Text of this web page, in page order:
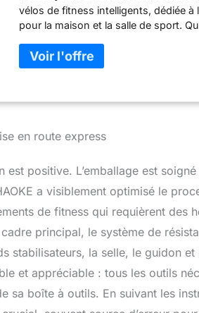
vélos de fitness intelligents, dédiée
pour la maison et la salle de sport.
marque leader du secteur des vélos
professionnels du fitness du
application. Synchronisez
𝗧𝗥𝗜𝗔𝗡𝗚𝗟𝗘 𝗜𝗡𝗩𝗘𝗥𝗦𝗘́: le vélo de
directions et une poignée
utilisateurs entre 140 et 195 cm.
en hauteur; Les roues de transport
vélos de fitness, offrant aux
confortable sans précédent.
vélo de fitness professionnel a une
en continu. Le système de freinage
progressif de la résistance.
convient aux différents besoins des
en route express
est positive. L’emballage est
a visiblement optimisé le
de fitness qui requièrent des
principal, le système de
stabilisateurs, la selle, le guidon
et appréciable : tous les outils
sa boîte à outils. En suivant les